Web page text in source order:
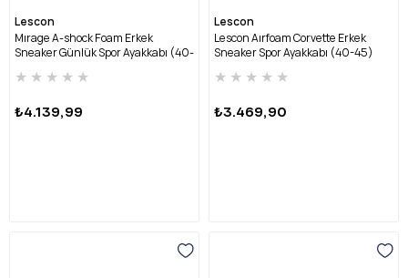
Lescon
Mırage A-shock Foam Erkek
Sneaker Günlük Spor Ayakkabı (40-
★ ★ ★ ★ ★
₺4.139,99
Lescon
Lescon Aırfoam Corvette Erkek
Sneaker Spor Ayakkabı (40-45)
★ ★ ★ ★ ★
₺3.469,90